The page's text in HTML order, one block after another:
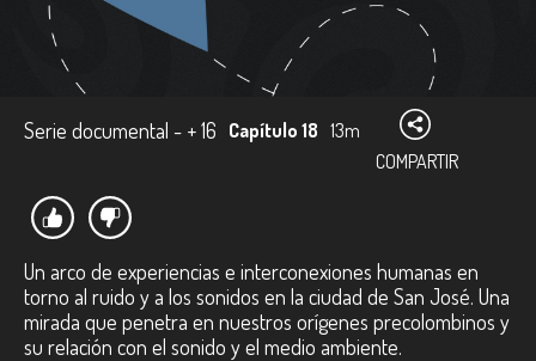
Serie documental - + 16 Capítulo 18 13m
COMPARTIR
Un arco de experiencias e interconexiones humanas en
torno al ruido y a los sonidos en la ciudad de San José. Una
mirada que penetra en nuestros orígenes precolombinos y
su relación con el sonido y el medio ambiente.